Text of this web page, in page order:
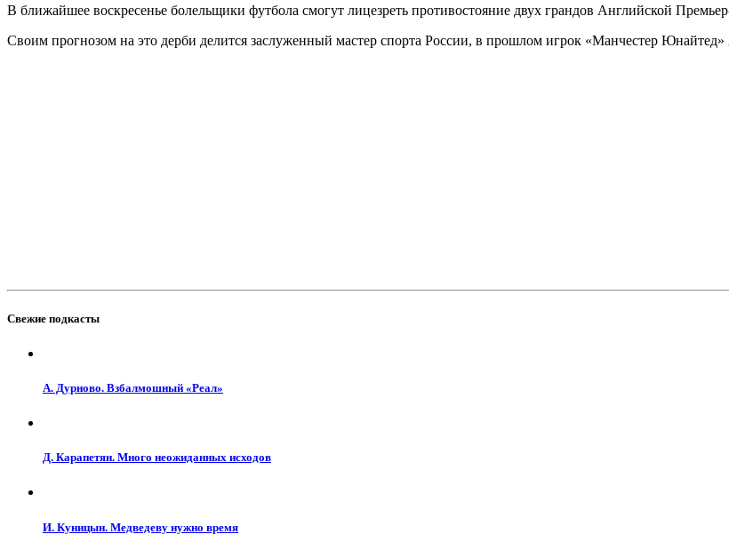
В ближайшее воскресенье болельщики футбола смогут лицезреть противостояние двух грандов Английской
Своим прогнозом на это дерби делится заслуженный мастер спорта России, в прошлом игрок «Манчестер
Свежие подкасты
А. Дурново. Взбалмошный «Реал»
Д. Карапетян. Много неожиданных исходов
И. Куницын. Медведеву нужно время